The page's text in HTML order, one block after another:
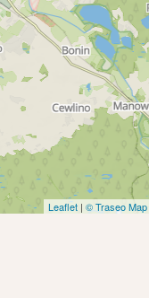
Leaflet | © Traseo Map